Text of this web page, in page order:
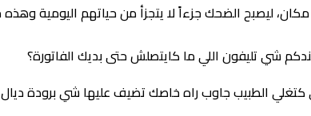
ليصبح الضحك جزءاً لا يتجزأ من حياتهم اليومية
شي تليفون اللي ما كايتصلش حتى بديك الفاتورة؟
الطبيب جاوب راه خاصك تضيف عليها شي برودة